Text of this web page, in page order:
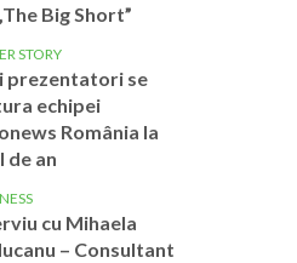
Big Short”
STORY
prezentatori se
echipei
România la
de an
cu Mihaela
– Consultant